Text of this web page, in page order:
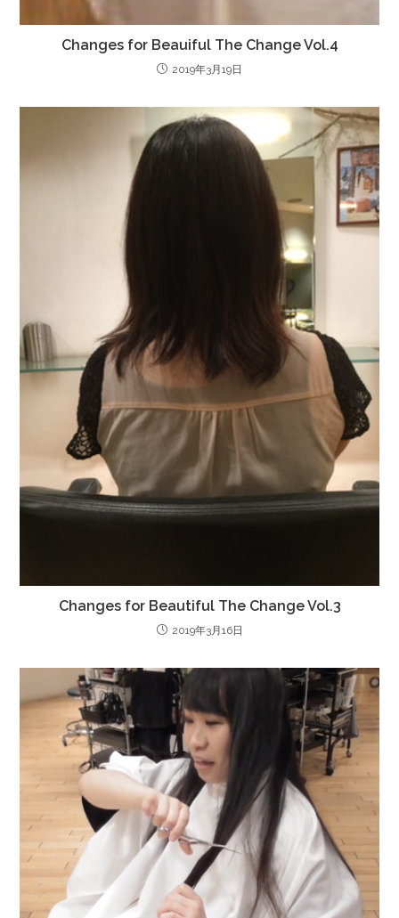
Changes for Beauiful The Change Vol.4
2019年3月19日
Changes for Beautiful The Change Vol.3
2019年3月16日